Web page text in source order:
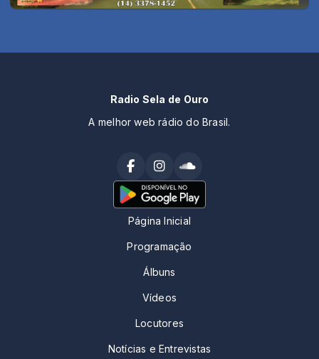
Radio Sela de Ouro
A melhor web rádio do Brasil.
Página Inicial
Programação
Álbuns
Vídeos
Locutores
Notícias e Entrevistas